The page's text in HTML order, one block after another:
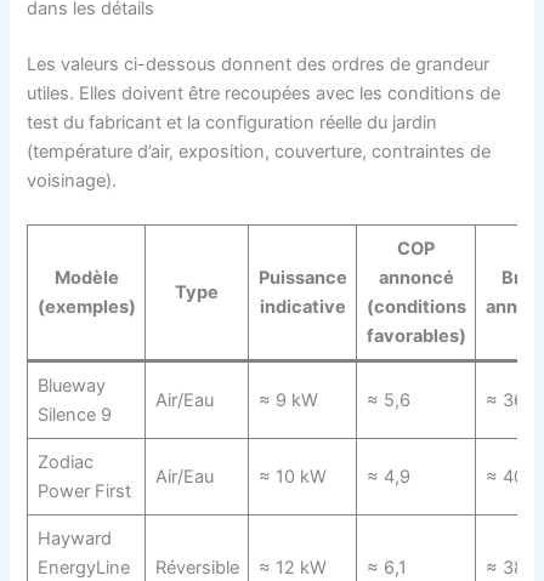
dans les détails
Les valeurs ci-dessous donnent des ordres de grandeur
utiles. Elles doivent être recoupées avec les conditions de
test du fabricant et la configuration réelle du jardin
(température d’air, exposition, couverture, contraintes de
voisinage).
Modèle
(exemples)
Type
Puissance
indicative
COP
annoncé
(conditions
favorables)
Bruit
Blueway
Silence 9
Air/Eau ≈ 9 kW ≈ 5,6 ≈ 36
Zodiac
Power First
Air/Eau ≈ 10 kW ≈ 4,9 ≈ 40
Hayward
EnergyLine
Réversible ≈ 12 kW ≈ 6,1 ≈ 38